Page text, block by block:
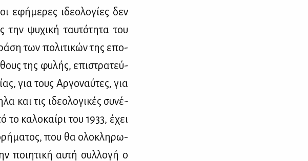
εφή­με­ρες ιδε­ο­λο­γί­ες δεν
την ψυ­χι­κή ταυ­τό­τη­τα του
των πο­λι­τι­κών της επο­
της φυ­λής, επι­στρα­τεύ­
για τους Αρ­γο­ναύ­τες, για
και τις ιδε­ο­λο­γι­κές συ­νέ­
κα­λο­καί­ρι του 1933, έχει
που θα ολο­κλη­ρω­
ποι­η­τι­κή αυ­τή συλ­λο­γή ο